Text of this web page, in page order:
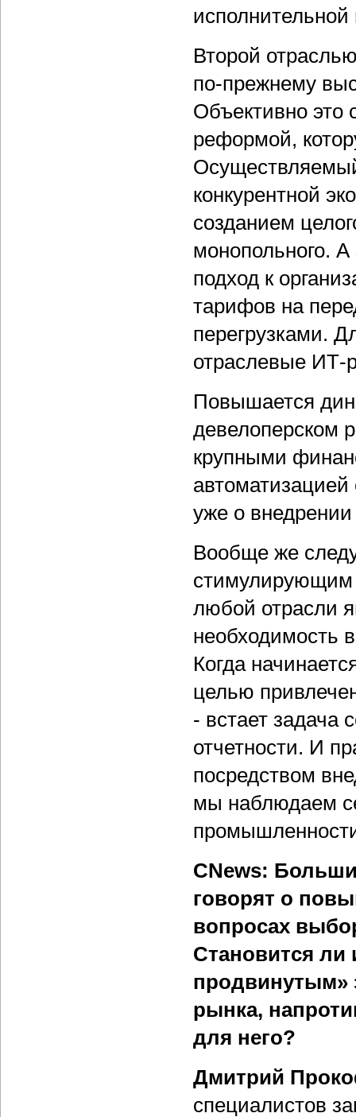
исполнительной
Второй
по-прежнему
Объективно это
реформой,
Осуществляемый
конкурентной
созданием
монопольного. А
подход к
тарифов на
перегрузками.
отраслевые ИТ-
Повышается
девелоперском
крупными
автоматизацией
уже о
Вообще же
стимулирующим
любой отрасли
необходимость
Когда
целью
- встает задача
отчетности. И
посредством
мы наблюдаем
CNews:
говорят о
вопросах
Становится ли
продвинутым»
рынка,
для него?
Дмитрий
специалистов